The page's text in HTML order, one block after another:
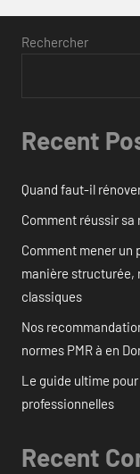
Rechercher
Recent
Quand faut-il
Comment réussir sa
Comment mener un
manière structurée,
classiques
Nos
normes PMR à en
Le guide ultime
professionnelles
Recent